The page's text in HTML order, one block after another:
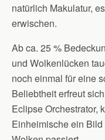
natürlich Makulatur,
erwischen.
Ab ca. 25 %
und Wolkenlücken
noch einmal für eine
Beliebtheit erfreut
Eclipse Orchestrator,
Einheimische ein